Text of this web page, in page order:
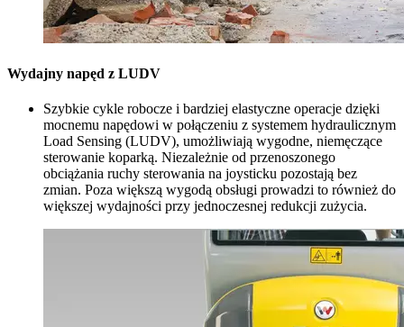
Wydajny napęd z LUDV
Szybkie cykle robocze i bardziej elastyczne operacje dzięki
mocnemu napędowi w połączeniu z systemem hydraulicznym
Load Sensing (LUDV), umożliwiają wygodne, niemęczące
sterowanie koparką. Niezależnie od przenoszonego
obciążania ruchy sterowania na joysticku pozostają bez
zmian. Poza większą wygodą obsługi prowadzi to również do
większej wydajności przy jednoczesnej redukcji zużycia.